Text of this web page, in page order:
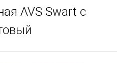
AVS Swart с